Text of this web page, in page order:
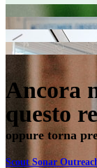
Ancora
questo
oppure torna
Scout Sonar